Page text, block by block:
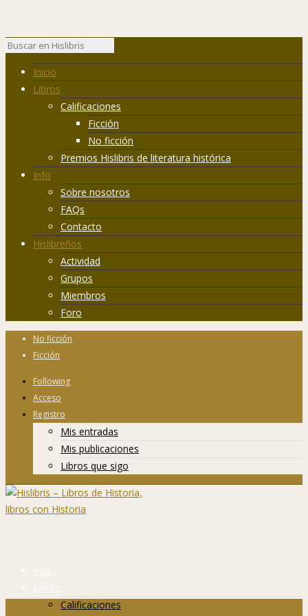
Inicio
Libros
Calificaciones
Ficción
No ficción
Premios Hislibris de literatura histórica
Info
Sobre nosotros
FAQs
Contacto
Hislibreños
Actividad
Grupos
Miembros
Foro
No ficción
Ficción
Following
Acceso
Registro
Mis entradas
Mis publicaciones
Libros que sigo
Inicio
Libros
Calificaciones